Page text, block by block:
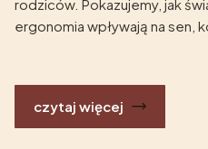
rodziców. Pokazujemy, jak
ergonomia wpływają na sen,
czytaj więcej